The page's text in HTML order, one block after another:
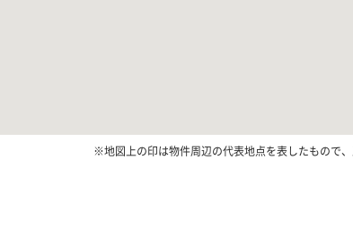
※地図上の印は物件周辺の代表地点を表したもので